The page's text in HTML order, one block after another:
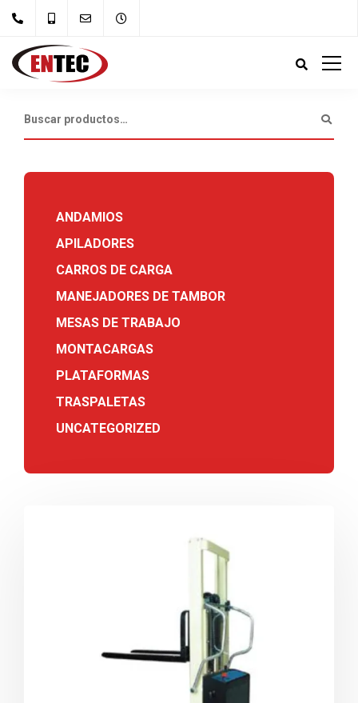
ANDAMIOS
APILADORES
CARROS DE CARGA
MANEJADORES DE TAMBOR
MESAS DE TRABAJO
MONTACARGAS
PLATAFORMAS
TRASPALETAS
UNCATEGORIZED